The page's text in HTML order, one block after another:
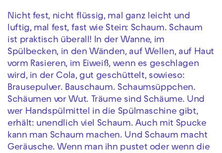
Nicht fest, nicht flüssig, mal ganz leicht und
luftig, mal fest, fast wie Stein: Schaum. Schaum
ist praktisch überall! In der Wanne, im
Spülbecken, in den Wänden, auf Wellen, auf Haut
vorm Rasieren, im Eiweiß, wenn es geschlagen
wird, in der Cola, gut geschüttelt, sowieso:
Brausepulver. Bauschaum. Schaumsüppchen.
Schäumen vor Wut. Träume sind Schäume. Und
wer Handspülmittel in die Spülmaschine gibt,
erhält: unendlich viel Schaum. Auch mit Spucke
kann man Schaum machen. Und Schaum macht
Geräusche. Wenn man ihn pustet oder wenn die